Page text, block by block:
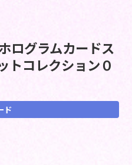
ログラムカードス
コレクション０
ド